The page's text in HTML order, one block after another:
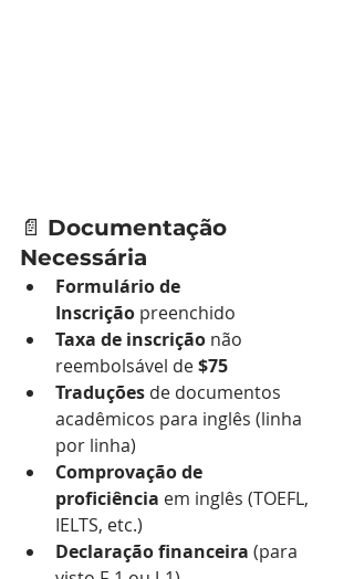
📄 Documentação
Necessária
Formulário de
Inscrição preenchido
Taxa de inscrição não
reembolsável de $75
Traduções de documentos
acadêmicos para inglês (linha
por linha)
Comprovação de
proficiência em inglês (TOEFL,
IELTS, etc.)
Declaração financeira (para